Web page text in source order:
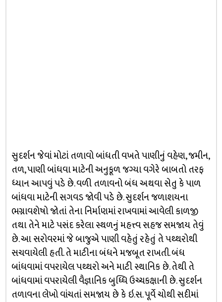
સુદર્શન જેવાં મોટાં તળાવો બાંધતી વખતે પાણીનું વહેણ, જમીન,
તળ, પાણી બાંધવા માટેની અનુકૂળ જગ્યા વગેરે બાબતો તરફ
ધ્યાન આપવું પડે છે. વળી તળાવનો બંધ અથવા સેતુ કે પાળ
બાંધવા માટેની સગવડ જોવી પડે છે. સુદર્શન જળાશયના
ભગ્નાવશેષો જોતાં તેના નિર્માણમાં રાખવામાં આવેલી કાળજી
તથા તેને માટે પસંદ કરેલા સ્થળનું મહત્ત્વ સહજ સમજાય તેવું
છે. આ સરોવરમાં જે બાજુએ પાણી વહેતું રહેતું તે પથ્થરોથી
સચવાયેલી હતી. તે માટીના બંધને મજબૂત રાખતી. બંધ
બાંધવામાં વપરાયેલ પથ્થરો અને માટી સ્થાનિક છે. તેથી તે
બાંધવામાં વપરાયેલી વૈજ્ઞાનિક બુધ્ધિ ઉચ્ચકક્ષાની છે. સુદર્શન
તળાવના લેખો વાંચતાં સમજાય છે કે ઇ.સ. પૂર્વે ચોથી સદીમાં